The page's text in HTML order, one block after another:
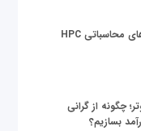
چگونه از گرانی
بسازیم؟